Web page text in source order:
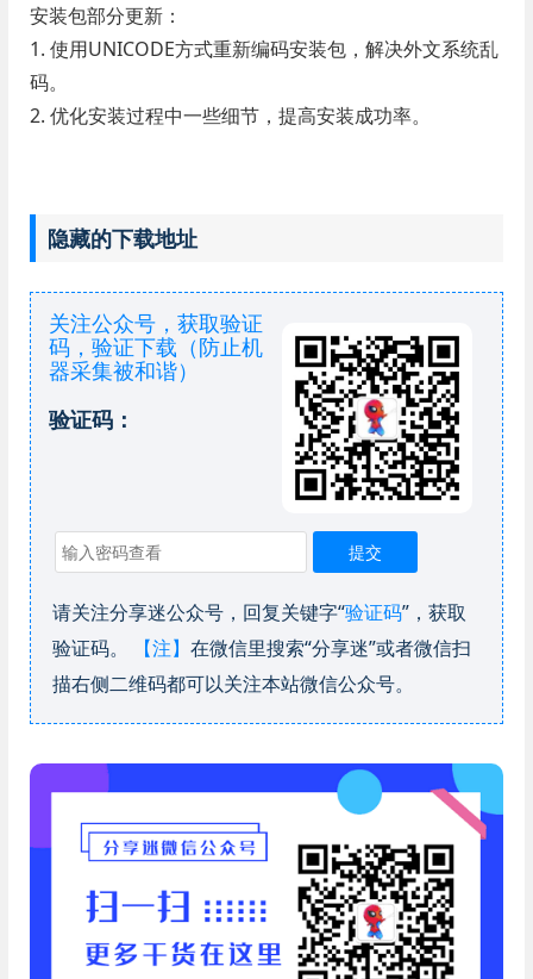
安装包部分更新：
1. 使用UNICODE方式重新编码安装包，解决外文系统乱
码。
2. 优化安装过程中一些细节，提高安装成功率。
隐藏的下载地址
关注公众号，获取验证
码，验证下载（防止机
器采集被和谐）
验证码：
请关注分享迷公众号，回复关键字“验证码”，获取
验证码。
【注】 在微信里搜索“分享迷”或者微信扫
描右侧二维码都可以关注本站微信公众号。